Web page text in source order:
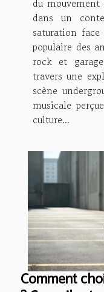
dans un
saturation
populaire des
rock et
travers une
scène
musicale
culture...
Comment